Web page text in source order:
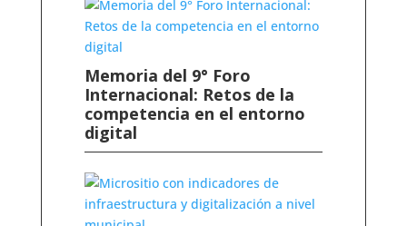
Memoria del 9° Foro
Internacional: Retos de la
competencia en el entorno
digital